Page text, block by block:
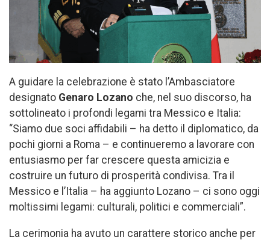
A guidare la celebrazione è stato l’Ambasciatore
designato Genaro Lozano che, nel suo discorso, ha
sottolineato i profondi legami tra Messico e Italia:
“Siamo due soci affidabili – ha detto il diplomatico, da
pochi giorni a Roma – e continueremo a lavorare con
entusiasmo per far crescere questa amicizia e
costruire un futuro di prosperità condivisa. Tra il
Messico e l’Italia – ha aggiunto Lozano – ci sono oggi
moltissimi legami: culturali, politici e commerciali”.
La cerimonia ha avuto un carattere storico anche per